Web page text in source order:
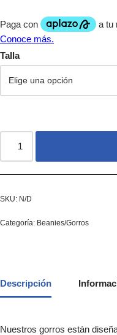
Talla
SKU: N/D
Categoría: Beanies/Gorros
Descripción
Nuestros gorros están